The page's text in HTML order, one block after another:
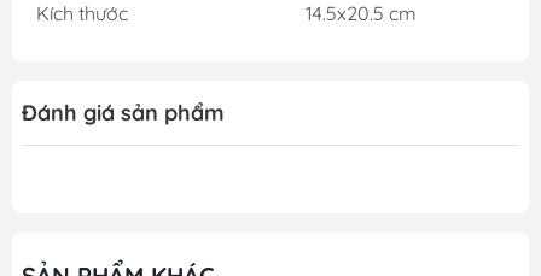
Kích thước 14.5x20.5 cm
Đánh giá sản phẩm